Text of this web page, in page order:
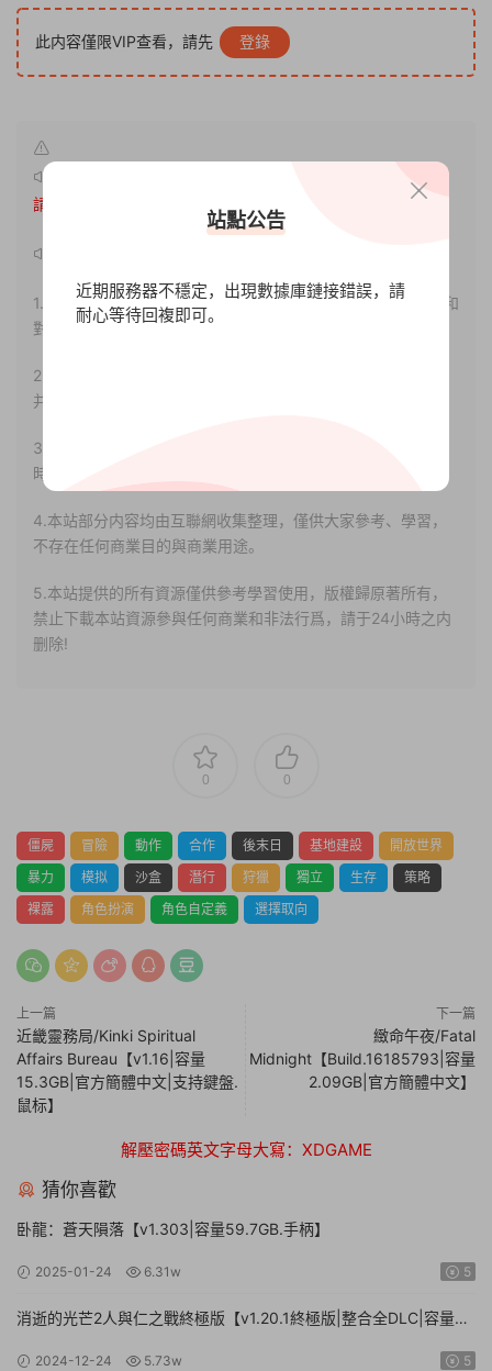
此内容僅限VIP查看，請先 登錄
請注明出處。
1.本站部分内容轉載自其它媒體，但并不代表本站贊同其觀點和
對其真實性負責。
2.若您需要商業運營或用于其他商業活動，請您購買正版授權
并合法使用。
3.如果本站有侵犯、不妥之處的資源，請聯系我們。将會第一
時間解決！
4.本站部分内容均由互聯網收集整理，僅供大家參考、學習，
不存在任何商業目的與商業用途。
5.本站提供的所有資源僅供參考學習使用，版權歸原著所有，
禁止下載本站資源參與任何商業和非法行爲，請于24小時之内
删除!
0 0
僵屍 冒險 動作 合作 後末日 基地建設
開放世界
暴力
模拟 沙盒 潛行 狩獵 獨立 生存
策略
裸露
角色扮演 角色自定義 選擇取向
上一篇
近畿靈務局/Kinki Spiritual
Affairs Bureau【v1.16|容量
15.3GB|官方簡體中文|支持鍵盤.
鼠标】
下一篇
緻命午夜/Fatal
Midnight【Build.16185793|容量
2.09GB|官方簡體中文】
解壓密碼英文字母大寫：XDGAME
猜你喜歡
卧龍：蒼天隕落【v1.303|容量59.7GB.手柄】
2025-01-24 6.31w 5
消逝的光芒2人與仁之戰終極版【v1.20.1終極版|整合全DLC|容量
2024-12-24 5.73w 5
站點公告
近期服務器不穩定，出現數據庫鏈接錯誤，請
耐心等待回複即可。